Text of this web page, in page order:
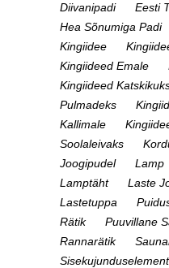
Diivanipadi
Eesti
Hea Sõnumiga Padi
Kingiidee
Kingiideed Emale
Kingiideed
Pulmadeks
Kallimale
Soolaleivaks
Joogipudel
Lamp
Lamptäht
Laste
Lastetuppa
Rätik
Puuvillane
Rannarätik
Sisekujunduselement